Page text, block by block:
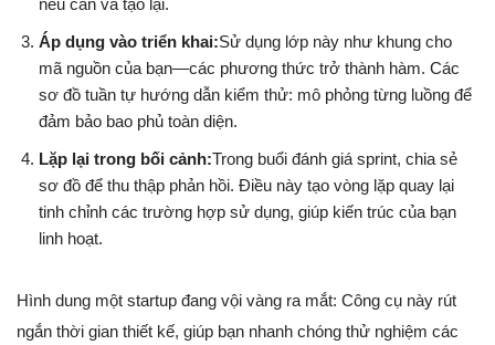
Áp dụng vào triển khai:Sử dụng lớp này như khung cho
mã nguồn của bạn—các phương thức trở thành hàm. Các
sơ đồ tuần tự hướng dẫn kiểm thử: mô phỏng từng luồng để
đảm bảo bao phủ toàn diện.
Lặp lại trong bối cảnh:Trong buổi đánh giá sprint, chia sẻ
sơ đồ để thu thập phản hồi. Điều này tạo vòng lặp quay lại
tinh chỉnh các trường hợp sử dụng, giúp kiến trúc của bạn
linh hoạt.
Hình dung một startup đang vội vàng ra mắt: Công cụ này rút
ngắn thời gian thiết kế, giúp bạn nhanh chóng thử nghiệm các